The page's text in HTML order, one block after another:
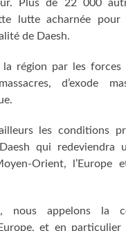
Plus de 22 000
lutte acharnée pour
de Daesh.
la région par les forces
d’exode
les conditions
qui redeviendra
Orient, l’Europe
nous appelons la
et en particulier